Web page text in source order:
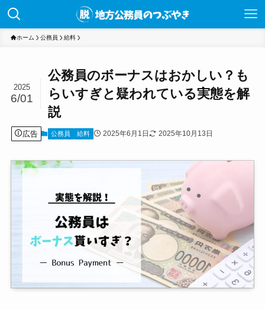
ホーム 公務員 給料
公務員のボーナスはおかしい？も
らいすぎと疑われている実態を解
説
2025
6/01
広告 公務員 給料 2025年6月1日 2025年10月13日